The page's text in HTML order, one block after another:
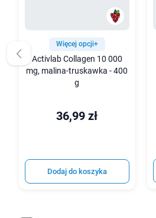
Więcej opcji+
Activlab Collagen 10 000
mg, malina-truskawka - 400
g
36,99 zł
Dodaj do koszyka